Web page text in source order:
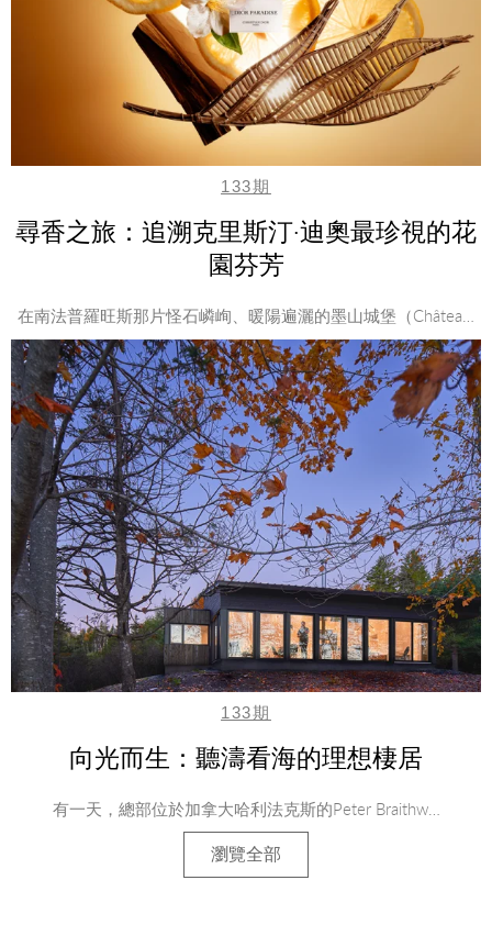
133期
尋香之旅：追溯克里斯汀·迪奧最珍視的花
園芬芳
在南法普羅旺斯那片怪石嶙峋、暖陽遍灑的墨山城堡（Châtea…
133期
向光而生：聽濤看海的理想棲居
有一天，總部位於加拿大哈利法克斯的Peter Braithw…
瀏覽全部